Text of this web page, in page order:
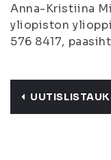
Anna-Kristiina
yliopiston
576 8417,